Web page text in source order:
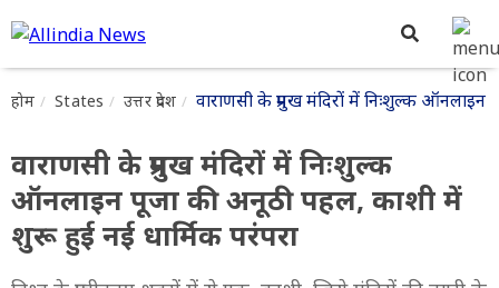
होम States उत्तर प्रदेश वाराणसी के प्रमुख मंदिरों में निःशुल्क
वाराणसी के प्रमुख मंदिरों में निःशुल्क
ऑनलाइन पूजा की अनूठी पहल, काशी में
शुरू हुई नई धार्मिक परंपरा